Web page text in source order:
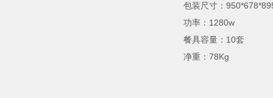
包装尺寸：
功率：1280w
餐具容量：10套
净重：78Kg